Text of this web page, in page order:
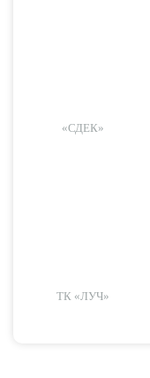
«СДЕК»
ТК «ЛУЧ»